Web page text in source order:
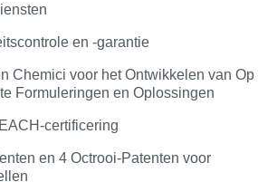
en -garantie
Chemici voor het Ontwikkelen van Op
Formuleringen en Oplossingen
certificering
en 4 Octrooi-Patenten voor